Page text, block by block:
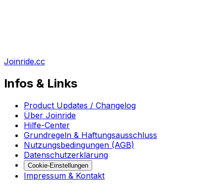
Joinride.cc
Infos & Links
Product Updates / Changelog
Über Joinride
Hilfe-Center
Grundregeln & Haftungsausschluss
Nutzungsbedingungen (AGB)
Datenschutzerklärung
Cookie-Einstellungen
Impressum & Kontakt